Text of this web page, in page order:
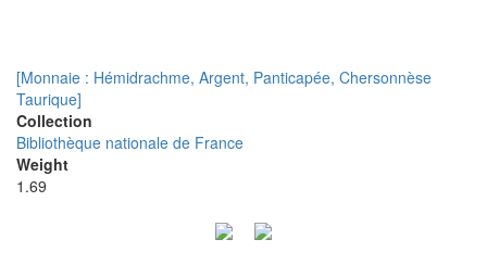
[Monnaie : Hémidrachme, Argent, Panticapée, Chersonnèse
Taurique]
Collection
Bibliothèque nationale de France
Weight
1.69